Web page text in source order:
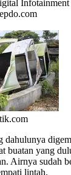
dahulunya
buatan yang
Airnya sudah
lintah.